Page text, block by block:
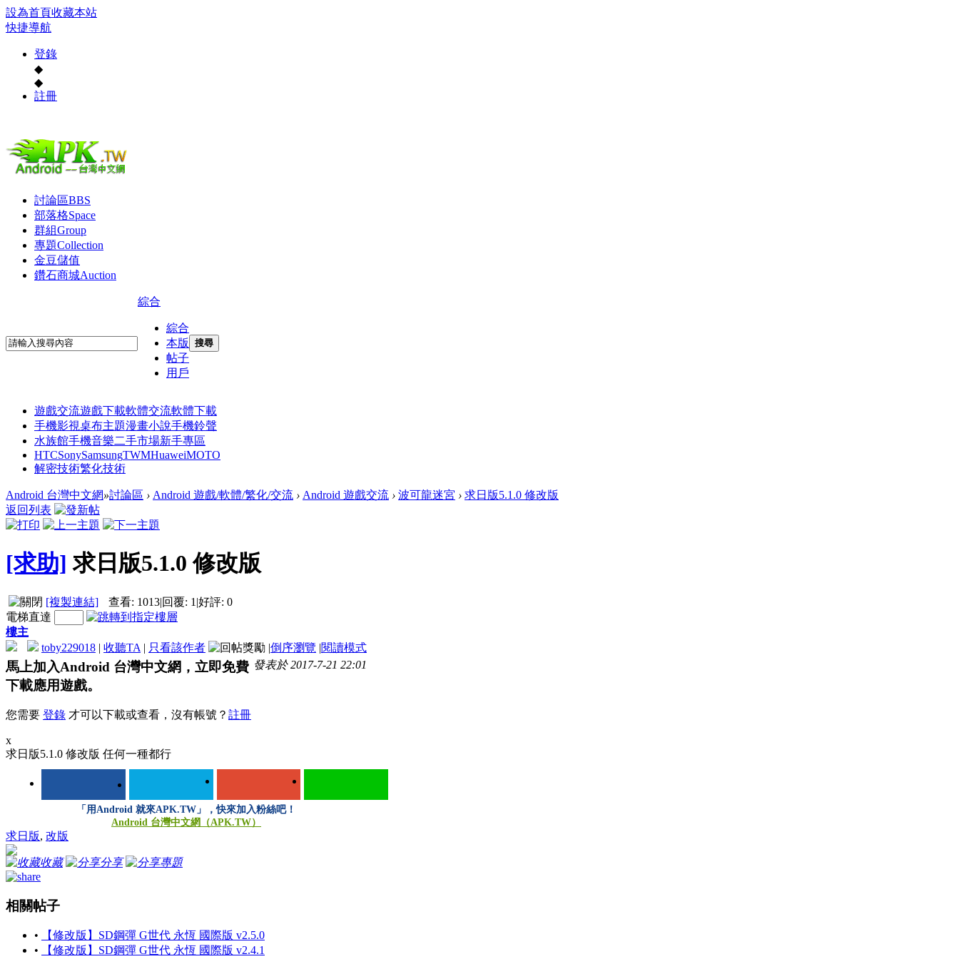
設為首頁收藏本站
快捷導航
登錄
◆
◆
註冊
討論區BBS
部落格Space
群組Group
專題Collection
金豆儲值
鑽石商城Auction
綜合
綜合
本版
帖子
用戶
搜尋
遊戲交流遊戲下載軟體交流軟體下載
手機影視桌布主題漫畫小說手機鈴聲
水族館手機音樂二手市場新手專區
HTCSonySamsungTWMHuaweiMOTO
解密技術繁化技術
Android 台灣中文網»討論區 › Android 遊戲/軟體/繁化/交流 › Android 遊戲交流 › 波可龍迷宮 › 求日版5.1.0 修改版
返回列表
[求助] 求日版5.1.0 修改版
[複製連結] 查看: 1013|回覆: 1 |好評: 0
電梯直達
樓主
toby229018 | 收聽TA | 只看該作者 |倒序瀏覽 |閱讀模式
發表於 2017-7-21 22:01
馬上加入Android 台灣中文網，立即免費
下載應用遊戲。
您需要 登錄 才可以下載或查看，沒有帳號？ 註冊
x
求日版5.1.0 修改版 任何一種都行
「用Android 就來APK.TW」，快來加入粉絲吧！
Android 台灣中文網（APK.TW）
求日版, 改版
收藏 分享 專題
相關帖子
•
【修改版】SD鋼彈 G世代 永恆 國際版 v2.5.0
•
【修改版】SD鋼彈 G世代 永恆 國際版 v2.4.1